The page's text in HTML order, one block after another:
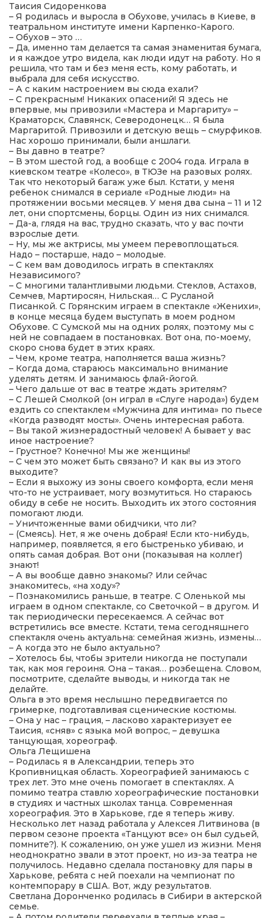
Таисия Сидоренкова
– Я родилась и выросла в Обухове, училась в Киеве, в
театральном институте имени Карпенко-Карого.
– Обухов – это …
– Да, именно там делается та самая знаменитая бумага,
и я каждое утро видела, как люди идут на работу. Но я
решила, что там и без меня есть, кому работать, и
выбрала для себя искусство.
– А с каким настроением вы сюда ехали?
– С прекрасным! Никаких опасений! Я здесь не
впервые, мы привозили «Мастера и Маргариту» –
Краматорск, Славянск, Северодонецк… Я была
Маргаритой. Привозили и детскую вещь – смурфиков.
Нас хорошо принимали, были аншлаги.
– Вы давно в театре?
– В этом шестой год, а вообще с 2004 года. Играла в
киевском театре «Колесо», в ТЮЗе на разовых ролях.
Так что некоторый багаж уже был. Кстати, у меня
ребенок снимался в сериале «Родные люди» на
протяжении восьми месяцев. У меня два сына – 11 и 12
лет, они спортсмены, борцы. Один из них снимался.
– Да-а, глядя на вас, трудно сказать, что у вас почти
взрослые дети.
– Ну, мы же актрисы, мы умеем перевоплощаться.
Надо – постарше, надо – молодые.
– С кем вам доводилось играть в спектаклях
Независимого?
– С многими талантливыми людьми. Стеклов, Астахов,
Семчев, Мартиросян, Нильская… С Русланой
Писанкой. С Горянским играем в спектакле «Женихи»,
в конце месяца будем выступать в моем родном
Обухове. С Сумской мы на одних ролях, поэтому мы с
ней не совпадаем в постановках. Вот она, по-моему,
скоро снова будет в этих краях.
– Чем, кроме театра, наполняется ваша жизнь?
– Когда дома, стараюсь максимально внимание
уделять детям. И занимаюсь флай-йогой.
– Чего дальше от вас в театре ждать зрителям?
– С Лешей Смолкой (он играл в «Слуге народа») будем
ездить со спектаклем «Мужчина для интима» по пьесе
«Когда разводят мосты». Очень интересная работа.
– Вы такой жизнерадостный человек! А бывает у вас
иное настроение?
– Грустное? Конечно! Мы же женщины!
– С чем это может быть связано? И как вы из этого
выходите?
– Если я выхожу из зоны своего комфорта, если меня
что-то не устраивает, могу возмутиться. Но стараюсь
обиду в себе не носить. Выходить их этого состояния
помогают люди.
– Уничтоженные вами обидчики, что ли?
– (Смеясь). Нет, я же очень добрая! Если кто-нибудь,
например, появляется, я его быстренько убиваю, и
опять самая добрая. Вот они (показывая на коллег)
знают!
– А вы вообще давно знакомы? Или сейчас
знакомитесь, «на ходу»?
– Познакомились раньше, в театре. С Оленькой мы
играем в одном спектакле, со Светочкой – в другом. И
так периодически пересекаемся. А сейчас вот
встретились все вместе. Кстати, тема сегодняшнего
спектакля очень актуальна: семейная жизнь, измены…
– А когда это не было актуально?
– Хотелось бы, чтобы зрители никогда не поступали
так, как моя героиня. Она – такая… розбещена. Словом,
посмотрите, сделайте выводы, и никогда так не
делайте.
Ольга в это время неслышно передвигается по
гримерке, подготавливая сценические костюмы.
– Она у нас – грация, – ласково характеризует ее
Таисия, «сняв» с языка мой вопрос, – девушка
танцующая, хореограф.
Ольга Лещишена
– Родилась я в Александрии, теперь это
Кропивницкая область. Хореографией занимаюсь с
трех лет. Это мне очень помогает в спектаклях. А
помимо театра ставлю хореографические постановки
в студиях и частных школах танца. Современная
хореография. Это в Харькове, где я теперь живу.
Несколько лет назад работала у Алексея Литвинова (в
первом сезоне проекта «Танцуют все» он был судьей,
помните?). К сожалению, он уже ушел из жизни. Меня
неоднократно звали в этот проект, но из-за театра не
получилось. Недавно сделала постановку для пары в
Харькове, ребята с ней поехали на чемпионат по
контемпорару в США. Вот, жду результатов.
Светлана Доронченко родилась в Сибири в актерской
семье.